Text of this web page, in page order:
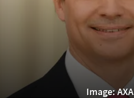
Image: AXA